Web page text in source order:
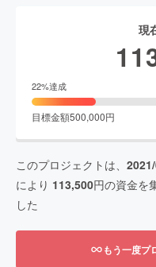
現
22%達成
目標金額500,000円
このプロジェクトは、
により 113,500円の資金を
した
もう一度プ